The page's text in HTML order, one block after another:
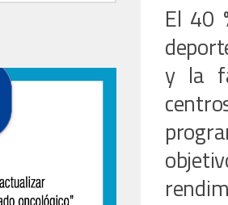
El 40
y la